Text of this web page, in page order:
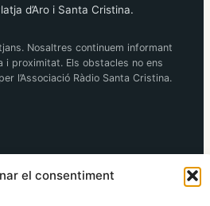
el consentiment
d’Aro i Santa Cristina.
Nosaltres continuem informant
i proximitat. Els obstacles no ens
l’Associació Ràdio Santa Cristina.